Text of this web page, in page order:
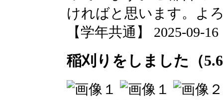
ければと思います。よ
【学年共通】 2025-09-
稲刈りをしました（